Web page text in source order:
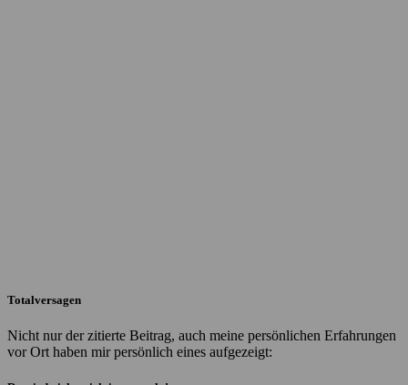
Totalversagen
Nicht nur der zitierte Beitrag, auch meine persönlichen Erfahrungen
vor Ort haben mir persönlich eines aufgezeigt: